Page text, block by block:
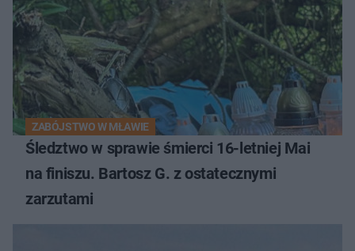
ZABÓJSTWO W MŁAWIE
Śledztwo w sprawie śmierci 16-letniej Mai
na finiszu. Bartosz G. z ostatecznymi
zarzutami